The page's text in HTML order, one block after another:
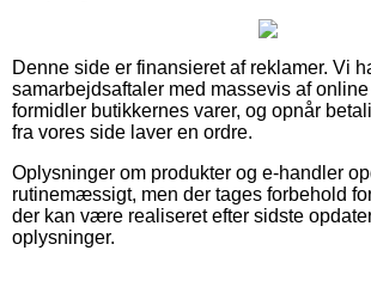
Denne side er finansieret af reklamer. Vi
samarbejdsaftaler med massevis af
formidler butikkernes varer, og opnår
fra vores side laver en ordre.
Oplysninger om produkter og e-handler
rutinemæssigt, men der tages forbehold
der kan være realiseret efter sidste
oplysninger.